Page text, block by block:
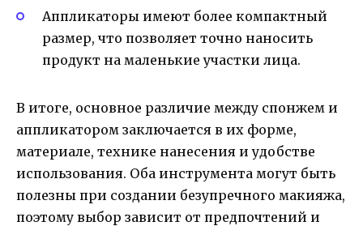
Аппликаторы имеют более компактный
размер, что позволяет точно наносить
продукт на маленькие участки лица.
В итоге, основное различие между спонжем и
аппликатором заключается в их форме,
материале, технике нанесения и удобстве
использования. Оба инструмента могут быть
полезны при создании безупречного макияжа,
поэтому выбор зависит от предпочтений и